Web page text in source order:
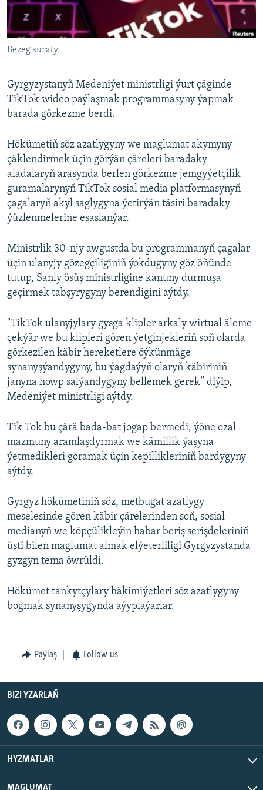
Bezeg suraty
Gyrgyzystanyň Medeniýet ministrligi ýurt çäginde
TikTok wideo paýlaşmak programmasyny ýapmak
barada görkezme berdi.
Hökümetiň söz azatlygyny we maglumat akymyny
çäklendirmek üçin görýän çäreleri baradaky
aladalaryň arasynda berlen görkezme jemgyýetçilik
guramalarynyň TikTok sosial media platformasynyň
çagalaryň akyl saglygyna ýetirýän täsiri baradaky
ýüzlenmelerine esaslanýar.
Ministrlik 30-njy awgustda bu programmanyň çagalar
üçin ulanyjy gözegçiliginiň ýokdugyny göz öňünde
tutup, Sanly ösüş ministrligine kanuny durmuşa
geçirmek tabşyrygyny berendigini aýtdy.
"TikTok ulanyjylary gysga klipler arkaly wirtual äleme
çekýär we bu klipleri gören ýetginjekleriň soň olarda
görkezilen käbir hereketlere öýkünmäge
synanyşýandygyny, bu ýagdaýyň olaryň käbiriniň
janyna howp salýandygyny bellemek gerek” diýip,
Medeniýet ministrligi aýtdy.
Tik Tok bu çärä bada-bat jogap bermedi, ýöne ozal
mazmuny aramlaşdyrmak we kämillik ýaşyna
ýetmedikleri goramak üçin kepillikleriniň bardygyny
aýtdy.
Gyrgyz hökümetiniň söz, metbugat azatlygy
meselesinde gören käbir çärelerinden soň, sosial
medianyň we köpçülikleýin habar beriş serişdeleriniň
üsti bilen maglumat almak elýeterliligi Gyrgyzystanda
gyzgyn tema öwrüldi.
Hökümet tankytçylary häkimiýetleri söz azatlygyny
bogmak synanyşygynda aýyplaýarlar.
Paýlaş Follow us
BIZI YZARLAŇ
HYZMATLAR
MAGLUMAT